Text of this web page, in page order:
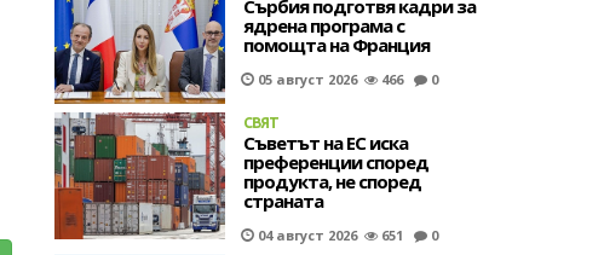
Сърбия подготвя кадри за
ядрена програма с
помощта на Франция
05 август 2026 466 0
СВЯТ
Съветът на ЕС иска
преференции според
продукта, не според
страната
04 август 2026 651 0